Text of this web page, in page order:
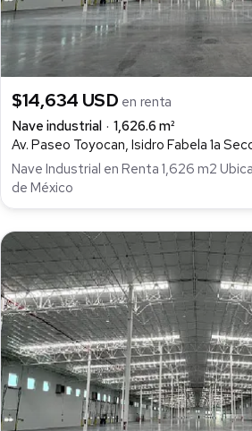
$14,634 USD en renta
Nave industrial
1,626.6 m²
Av. Paseo Toyocan, Isidro Fabela 1a
Nave Industrial en Renta 1,626 m2
de México